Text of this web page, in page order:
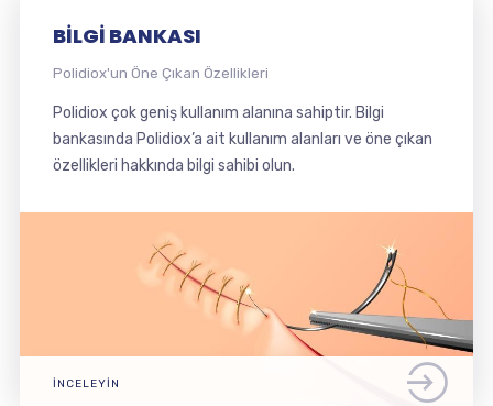
BILGI BANKASI
Polidiox'un Öne Çıkan Özellikleri
Polidiox çok geniş kullanım alanına sahiptir. Bilgi
bankasında Polidiox’a ait kullanım alanları ve öne çıkan
özellikleri hakkında bilgi sahibi olun.
İNCELEYIN